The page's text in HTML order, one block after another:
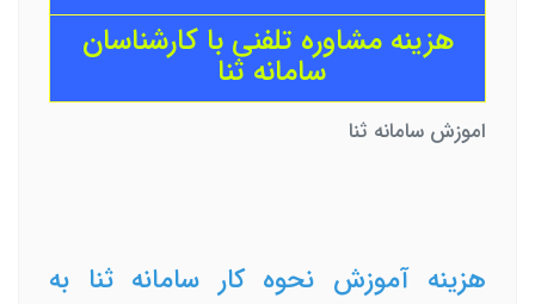
اموزش سامانه ثنا
هزینه مشاوره تلفنی با کارشناسان
سامانه ثنا
هزینه آموزش نحوه کار سامانه ثنا به